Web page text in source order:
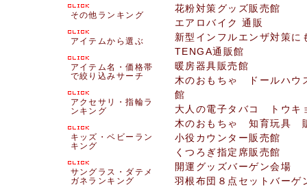
花粉対策グッズ販売館
エアロバイク 通販
新型インフルエンザ対策
TENGA通販館
暖房器具販売館
木のおもちゃ ドールハ
館
大人の電子タバコ トウキ
木のおもちゃ 知育玩具
小役カウンター販売館
くつろぎ指定席販売館
開運グッズバーゲン会場
羽根布団８点セットバーゲ
その他ランキング
アイテムから選ぶ
アイテム名・価格帯
で絞り込みサーチ
アクセサリ・指輪ラ
ンキング
キッズ・ベビーラン
キング
サングラス・ダテメ
ガネランキング